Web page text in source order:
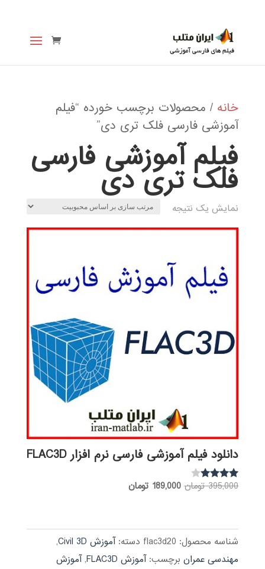
خانه / محصولات برچسب خورده “فیلم
آموزشی فارسی فلک تری دی”
فیلم آموزشی فارسی
فلک تری دی
نمایش یک نتیجه
دانلود فیلم آموزشی فارسی نرم افزار FLAC3D
نمره
395,000 تومان قیمت
بود.
189,000 تومانقیمت
شناسه محصول: flac3d20 دسته:آموزش Civil 3D
,
مهندسی عمران برچسب:آموزش FLAC3D ,آموزش